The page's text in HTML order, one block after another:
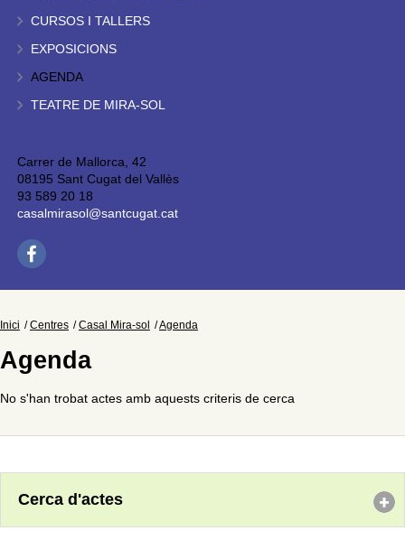
CURSOS I TALLERS
EXPOSICIONS
AGENDA
TEATRE DE MIRA-SOL
Carrer de Mallorca, 42
08195 Sant Cugat del Vallès
93 589 20 18
casalmirasol@santcugat.cat
Inici Centres Casal Mira-sol Agenda
Agenda
No s'han trobat actes amb aquests criteris de cerca
Cerca d'actes